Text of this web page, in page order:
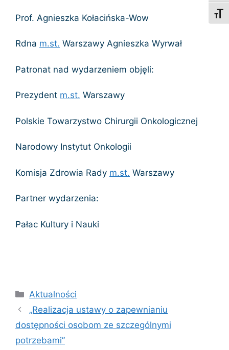
Prof. Agnieszka Kołacińska-Wow
Rdna m.st. Warszawy Agnieszka Wyrwał
Patronat nad wydarzeniem objęli:
Prezydent m.st. Warszawy
Polskie Towarzystwo Chirurgii Onkologicznej
Narodowy Instytut Onkologii
Komisja Zdrowia Rady m.st. Warszawy
Partner wydarzenia:
Pałac Kultury i Nauki
Kategorie
Aktualności
„Realizacja ustawy o zapewnianiu
dostępności osobom ze szczególnymi
potrzebami”